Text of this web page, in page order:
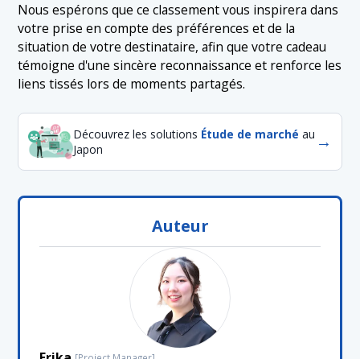
Nous espérons que ce classement vous inspirera dans
votre prise en compte des préférences et de la
situation de votre destinataire, afin que votre cadeau
témoigne d'une sincère reconnaissance et renforce les
liens tissés lors de moments partagés.
Découvrez les solutions Étude de marché au
Japon
→
Auteur